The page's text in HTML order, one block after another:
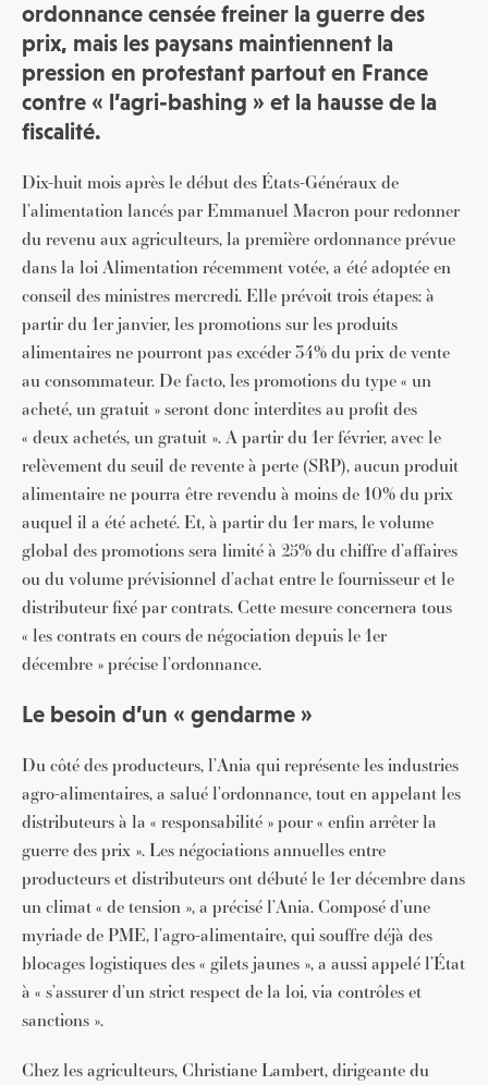
ordonnance censée freiner la guerre des
prix, mais les paysans maintiennent la
pression en protestant partout en France
contre « l’agri-bashing » et la hausse de la
fiscalité.
Dix-huit mois après le début des États-Généraux de
l’alimentation lancés par Emmanuel Macron pour redonner
du revenu aux agriculteurs, la première ordonnance prévue
dans la loi Alimentation récemment votée, a été adoptée en
conseil des ministres mercredi. Elle prévoit trois étapes: à
partir du 1er janvier, les promotions sur les produits
alimentaires ne pourront pas excéder 34% du prix de vente
au consommateur. De facto, les promotions du type « un
acheté, un gratuit » seront donc interdites au profit des
« deux achetés, un gratuit ». A partir du 1er février, avec le
relèvement du seuil de revente à perte (SRP), aucun produit
alimentaire ne pourra être revendu à moins de 10% du prix
auquel il a été acheté. Et, à partir du 1er mars, le volume
global des promotions sera limité à 25% du chiffre d’affaires
ou du volume prévisionnel d’achat entre le fournisseur et le
distributeur fixé par contrats. Cette mesure concernera tous
« les contrats en cours de négociation depuis le 1er
décembre » précise l’ordonnance.
Le besoin d’un « gendarme »
Du côté des producteurs, l’Ania qui représente les industries
agro-alimentaires, a salué l’ordonnance, tout en appelant les
distributeurs à la « responsabilité » pour « enfin arrêter la
guerre des prix ». Les négociations annuelles entre
producteurs et distributeurs ont débuté le 1er décembre dans
un climat « de tension », a précisé l’Ania. Composé d’une
myriade de PME, l’agro-alimentaire, qui souffre déjà des
blocages logistiques des « gilets jaunes », a aussi appelé l’État
à « s’assurer d’un strict respect de la loi, via contrôles et
sanctions ».
Chez les agriculteurs, Christiane Lambert, dirigeante du